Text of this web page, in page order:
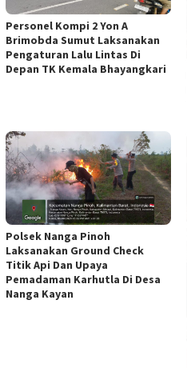
Personel Kompi 2 Yon A
Brimobda Sumut Laksanakan
Pengaturan Lalu Lintas Di
Depan TK Kemala Bhayangkari
Polsek Nanga Pinoh
Laksanakan Ground Check
Titik Api Dan Upaya
Pemadaman Karhutla Di Desa
Nanga Kayan